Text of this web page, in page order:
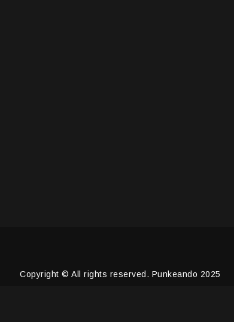
Copyright © All rights reserved. Punkeando 2025